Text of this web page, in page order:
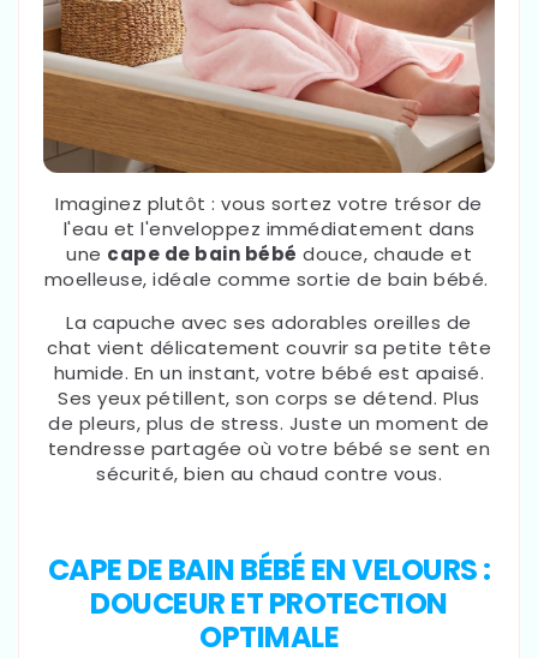
Imaginez plutôt : vous sortez votre trésor de
l'eau et l'enveloppez immédiatement dans
une cape de bain bébé douce, chaude et
moelleuse, idéale comme sortie de bain bébé.
La capuche avec ses adorables oreilles de
chat vient délicatement couvrir sa petite tête
humide. En un instant, votre bébé est apaisé.
Ses yeux pétillent, son corps se détend. Plus
de pleurs, plus de stress. Juste un moment de
tendresse partagée où votre bébé se sent en
sécurité, bien au chaud contre vous.
CAPE DE BAIN BÉBÉ EN VELOURS :
DOUCEUR ET PROTECTION
OPTIMALE